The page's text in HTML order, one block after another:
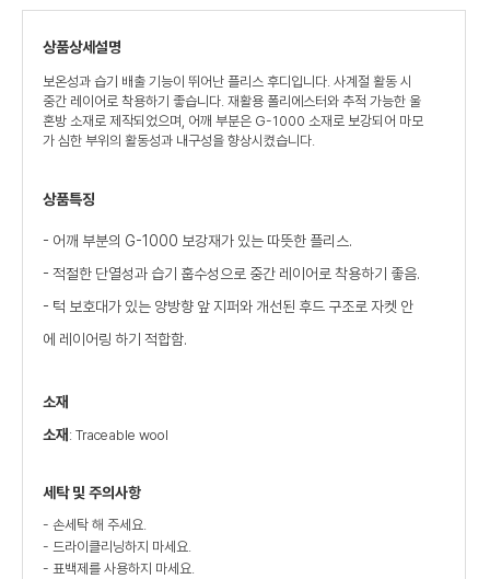
상품상세설명
보온성과 습기 배출 기능이 뛰어난 플리스 후디입니다. 사계절 활동 시
중간 레이어로 착용하기 좋습니다. 재활용 폴리에스터와 추적 가능한 울
혼방 소재로 제작되었으며, 어깨 부분은 G-1000 소재로 보강되어 마모
가 심한 부위의 활동성과 내구성을 향상시켰습니다.
상품특징
- 어깨 부분의 G-1000 보강재가 있는 따뜻한 플리스.
- 적절한 단열성과 습기 훕수성으로 중간 레이어로 착용하기 좋음.
- 턱 보호대가 있는 양방향 앞 지퍼와 개선된 후드 구조로 자켓 안
에 레이어링 하기 적합함.
소재
소재 : Traceable wool
세탁 및 주의사항
- 손세탁 해 주세요.
- 드라이클리닝하지 마세요.
- 표백제를 사용하지 마세요.